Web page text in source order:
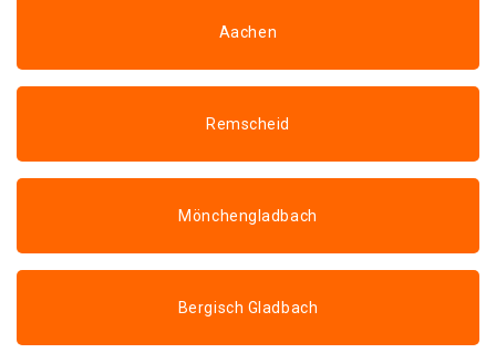
Aachen
Remscheid
Mönchengladbach
Bergisch Gladbach